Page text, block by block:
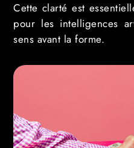
Cette clarté est
pour les intelligences
sens avant la forme.